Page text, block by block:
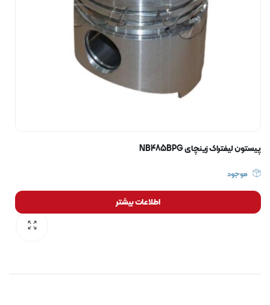
پیستون لیفتراک زینچای NB485BPG
موجود
اطلاعات بیشتر